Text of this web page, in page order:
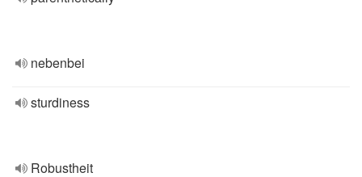
nebenbei
sturdiness
Robustheit